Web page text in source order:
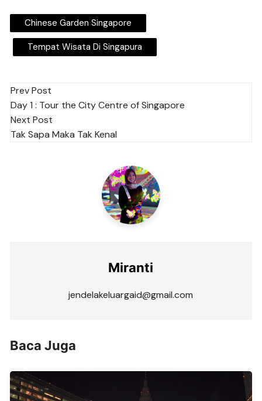
Chinese Garden Singapore
Tempat Wisata Di Singapura
Post
navigation
Prev Post
Day 1 : Tour the City Centre of Singapore
Next Post
Tak Sapa Maka Tak Kenal
Miranti
jendelakeluargaid@gmail.com
Baca Juga